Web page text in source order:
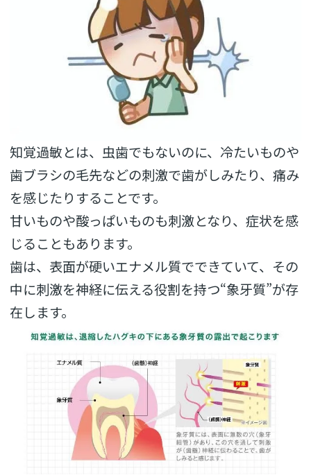
知覚過敏とは、虫歯でもないのに、冷たいものや
歯ブラシの毛先などの刺激で歯がしみたり、痛み
を感じたりすることです。
甘いものや酸っぱいものも刺激となり、症状を感
じることもあります。
歯は、表面が硬いエナメル質でできていて、 その
中に刺激を神経に伝える役割を持つ“象牙質”が存
在します。